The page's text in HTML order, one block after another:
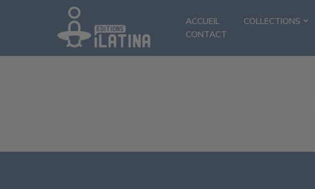
ACCUEIL COLLECTIONS
CONTACT